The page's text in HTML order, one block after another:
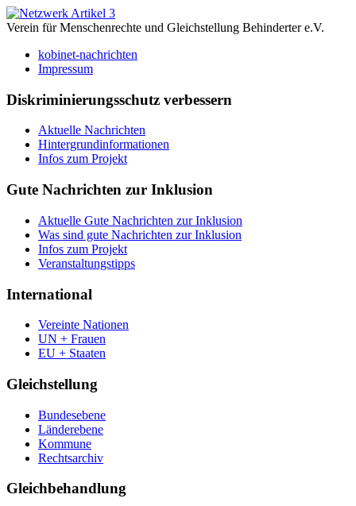
Verein für Menschenrechte und Gleichstellung Behinderter e.V.
kobinet-nachrichten
Impressum
Diskriminierungsschutz verbessern
Aktuelle Nachrichten
Hintergrundinformationen
Infos zum Projekt
Gute Nachrichten zur Inklusion
Aktuelle Gute Nachrichten zur Inklusion
Was sind gute Nachrichten zur Inklusion
Infos zum Projekt
Veranstaltungstipps
International
Vereinte Nationen
UN + Frauen
EU + Staaten
Gleichstellung
Bundesebene
Länderebene
Kommune
Rechtsarchiv
Gleichbehandlung